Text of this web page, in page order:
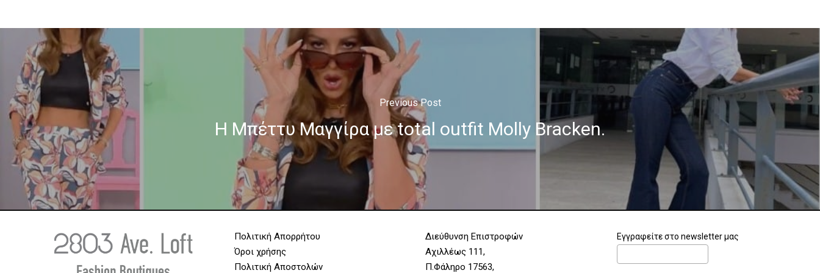
Previous Post
Η Μπέττυ Μαγγίρα με total outfit Molly Bracken.
Πολιτική Απορρήτου
Όροι χρήσης
Πολιτική Αποστολών
Διεύθυνση Επιστροφών
Αχιλλέως 111,
Π.Φάληρο 17563,
Εγγραφείτε στο newsletter μας